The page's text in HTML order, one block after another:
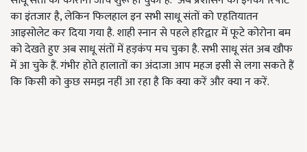
का इंतजार है, लेकिन फिलहाल इन सभी साधू संतों को एहतियातन
आइसोलेट कर दिया गया है. शाही स्नान से पहले हरिद्वार में फूटे कोरोना बम
को देखते हुए अब साधू संतों में हड़कंप मच चुका है. सभी साधू संत अब खौफ
में आ चुके हैं. गंभीर होते हालातों का अंदाजा आप महज इसी से लगा सकते हैं
कि किसी को कुछ समझ नहीं आ रहा है कि क्या करें और क्या न करें.